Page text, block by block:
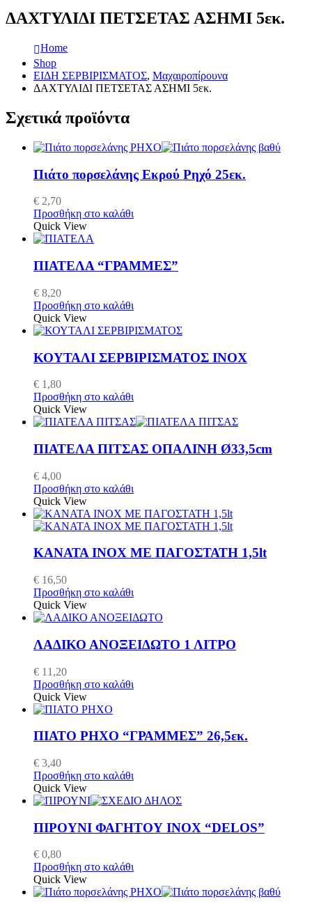
ΔΑΧΤΥΛΙΔΙ ΠΕΤΣΕΤΑΣ ΑΣΗΜΙ 5εκ.
Home
Shop
ΕΙΔΗ ΣΕΡΒΙΡΙΣΜΑΤΟΣ, Μαχαιροπίρουνα
ΔΑΧΤΥΛΙΔΙ ΠΕΤΣΕΤΑΣ ΑΣΗΜΙ 5εκ.
Σχετικά προϊόντα
Πιάτο πορσελάνης Εκρού Ρηχό 25εκ.
€ 2,70
Προσθήκη στο καλάθι
Quick View
ΠΙΑΤΕΛΑ “ΓΡΑΜΜΕΣ”
€ 8,20
Προσθήκη στο καλάθι
Quick View
ΚΟΥΤΑΛΙ ΣΕΡΒΙΡΙΣΜΑΤΟΣ INOX
€ 1,80
Προσθήκη στο καλάθι
Quick View
ΠΙΑΤΕΛΑ ΠΙΤΣΑΣ ΟΠΑΛΙΝΗ Ø33,5cm
€ 4,00
Προσθήκη στο καλάθι
Quick View
ΚΑΝΑΤΑ INOX ΜΕ ΠΑΓΟΣΤΑΤΗ 1,5lt
€ 16,50
Προσθήκη στο καλάθι
Quick View
ΛΑΔΙΚΟ ΑΝΟΞΕΙΔΩΤΟ 1 ΛΙΤΡΟ
€ 11,20
Προσθήκη στο καλάθι
Quick View
ΠΙΑΤΟ ΡΗΧΟ “ΓΡΑΜΜΕΣ” 26,5εκ.
€ 3,40
Προσθήκη στο καλάθι
Quick View
ΠΙΡΟΥΝΙ ΦΑΓΗΤΟΥ INOX “DELOS”
€ 0,80
Προσθήκη στο καλάθι
Quick View